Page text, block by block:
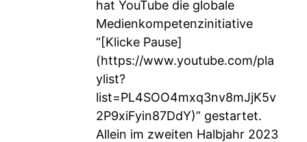
hat YouTube die globale
Medienkompetenzinitiative
“[Klicke Pause]
(https://www.youtube.com/pla
ylist?
list=PL4SOO4mxq3nv8mJjK5v
2P9xiFyin87DdY)” gestartet.
Allein im zweiten Halbjahr 2023